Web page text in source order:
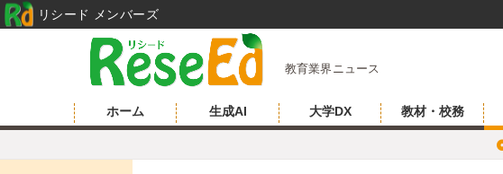
教育業界ニュース
ホーム 生成AI 大学DX 教材・校務
リシード メンバーズ